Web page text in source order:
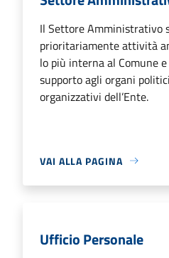
Il Settore Amministrativo
prioritariamente attività
lo più interna al Comune
supporto agli organi
organizzativi dell’Ente.
VAI ALLA PAGINA
Ufficio Personale